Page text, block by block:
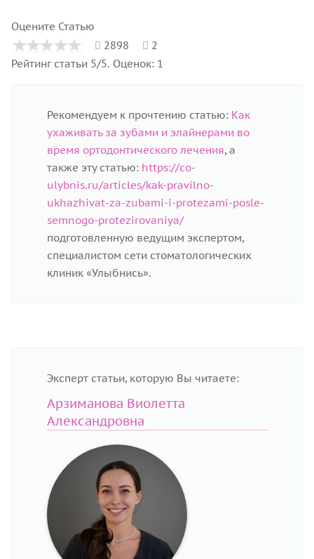
Оцените Статью
2898
2
Рейтинг статьи 5/5. Оценок: 1
Рекомендуем к прочтению статью: Как
ухаживать за зубами и элайнерами во
время ортодонтического лечения, а
также эту статью: https://co-
ulybnis.ru/articles/kak-pravilno-
ukhazhivat-za-zubami-i-protezami-posle-
semnogo-protezirovaniya/
подготовленную ведущим экспертом,
специалистом сети стоматологических
клиник «Улыбнись».
Эксперт статьи, которую Вы читаете:
Арзиманова Виолетта
Александровна